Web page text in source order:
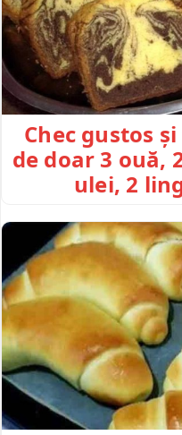
Chec gustos
de doar 3 ouă,
ulei, 2